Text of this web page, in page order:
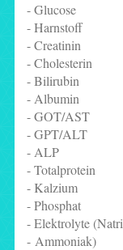
- Glucose
- Harnstoff
- Creatinin
- Cholesterin
- Bilirubin
- Albumin
- GOT/AST
- GPT/ALT
- ALP
- Totalprotein
- Kalzium
- Phosphat
- Elektrolyte
- Ammoniak)